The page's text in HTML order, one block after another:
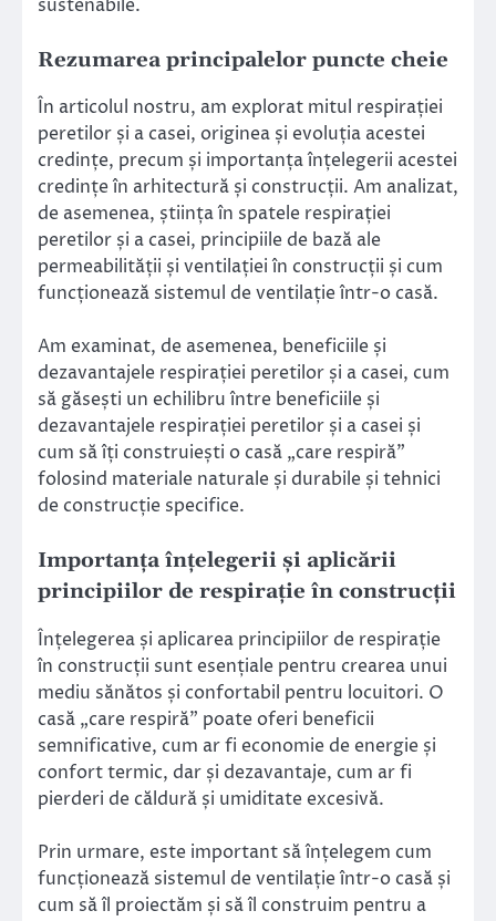
sustenabile.
Rezumarea principalelor puncte cheie
În articolul nostru, am explorat mitul respirației
peretilor și a casei, originea și evoluția acestei
credințe, precum și importanța înțelegerii acestei
credințe în arhitectură și construcții. Am analizat,
de asemenea, știința în spatele respirației
peretilor și a casei, principiile de bază ale
permeabilității și ventilației în construcții și cum
funcționează sistemul de ventilație într-o casă.
Am examinat, de asemenea, beneficiile și
dezavantajele respirației peretilor și a casei, cum
să găsești un echilibru între beneficiile și
dezavantajele respirației peretilor și a casei și
cum să îți construiești o casă „care respiră”
folosind materiale naturale și durabile și tehnici
de construcție specifice.
Importanța înțelegerii și aplicării
principiilor de respirație în construcții
Înțelegerea și aplicarea principiilor de respirație
în construcții sunt esențiale pentru crearea unui
mediu sănătos și confortabil pentru locuitori. O
casă „care respiră” poate oferi beneficii
semnificative, cum ar fi economie de energie și
confort termic, dar și dezavantaje, cum ar fi
pierderi de căldură și umiditate excesivă.
Prin urmare, este important să înțelegem cum
funcționează sistemul de ventilație într-o casă și
cum să îl proiectăm și să îl construim pentru a